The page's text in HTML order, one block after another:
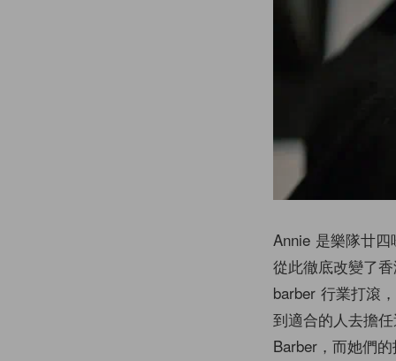
Annie 是樂隊廿
從此徹底改變了
barber 行業打滾
到適合的人去擔
Barber，而她們